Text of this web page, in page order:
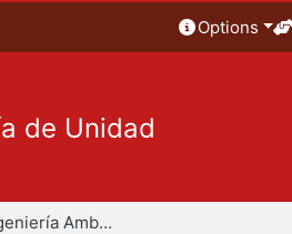
Options
de Unidad
Ciencias e Ingeniería Ambientales